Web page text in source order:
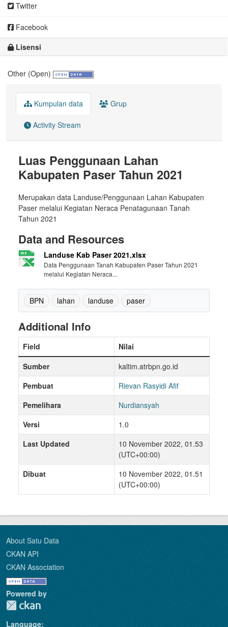
Twitter
Facebook
Lisensi
Other (Open)
Kumpulan data Grup
Activity Stream
Luas Penggunaan Lahan
Kabupaten Paser Tahun 2021
Merupakan data Landuse/Penggunaan Lahan Kabupaten
Paser melalui Kegiatan Neraca Penatagunaan Tanah
Tahun 2021
Data and Resources
Landuse Kab Paser 2021.xlsx
Data Penggunaan Tanah Kabupaten Paser Tahun 2021
melalui Kegiatan Neraca...
BPN lahan landuse paser
Additional Info
Field
Nilai
Sumber
kaltim.atrbpn.go.id
Pembuat
Rievan Rasyidi Afif
Pemelihara
Nurdiansyah
Versi
1.0
Last Updated
10 November 2022, 01.53
(UTC+00:00)
Dibuat
10 November 2022, 01.51
(UTC+00:00)
About Satu Data
CKAN API
CKAN Association
Powered by
Language